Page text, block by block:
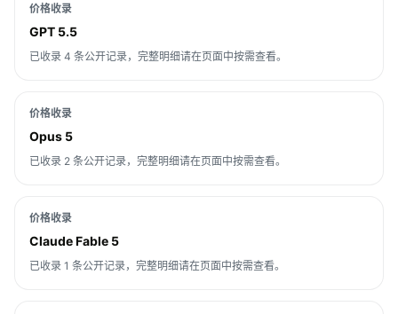
价格收录
GPT 5.5
已收录 4 条公开记录，完整明细请在页面中按需查看。
价格收录
Opus 5
已收录 2 条公开记录，完整明细请在页面中按需查看。
价格收录
Claude Fable 5
已收录 1 条公开记录，完整明细请在页面中按需查看。